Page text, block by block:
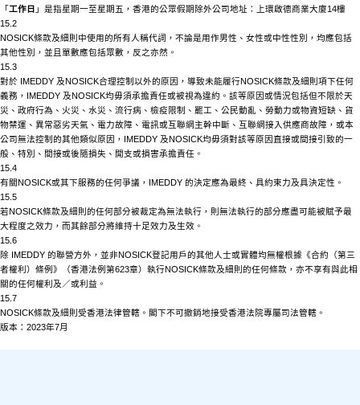
「工作日 」是指星期一至星期五，香港的公眾假期除外公司地址：上環啟德商業大廈14樓
15.2
NOSICK條款及細則中使用的所有人稱代詞，不論是用作男性、女性或中性性別，均應包括
其他性別，並且單數應包括眾數，反之亦然。
15.3
對於 IMEDDY 及NOSICK合理控制以外的原因，導致未能履行NOSICK條款及細則項下任何
義務， IMEDDY 及NOSICK均毋須承擔責任或被視為違約。該等原因或情況包括但不限於天
災、政府行為、火災、水災、流行病、檢疫限制、罷工、公民動亂、勞動力或物資短缺、貨
物禁運、異常惡劣天氣、電力故障、電訊或互聯網主幹中斷、互聯網接入供應商故障，或本
公司無法控制的其他類似原因， IMEDDY 及NOSICK均毋須對該等原因直接或間接引致的一
般、特別、間接或後隨損失、開支或損害承擔責任。
15.4
有關NOSICK或其下服務的任何爭議， IMEDDY 的決定應為最終、具約束力及具決定性。
15.5
若NOSICK條款及細則的任何部分被裁定為無法執行，則無法執行的部分應盡可能被賦予最
大程度之效力，而其餘部分將維持十足效力及生效。
15.6
除 IMEDDY 的聯營方外，並非NOSICK登記用戶的其他人士或實體均無權根據《合約（第三
者權利）條例》（香港法例第623章）執行NOSICK條款及細則的任何條款，亦不享有與此相
關的任何權利及／或利益。
15.7
NOSICK條款及細則受香港法律管轄。閣下不可撤銷地接受香港法院專屬司法管轄。
版本： 2023年7月